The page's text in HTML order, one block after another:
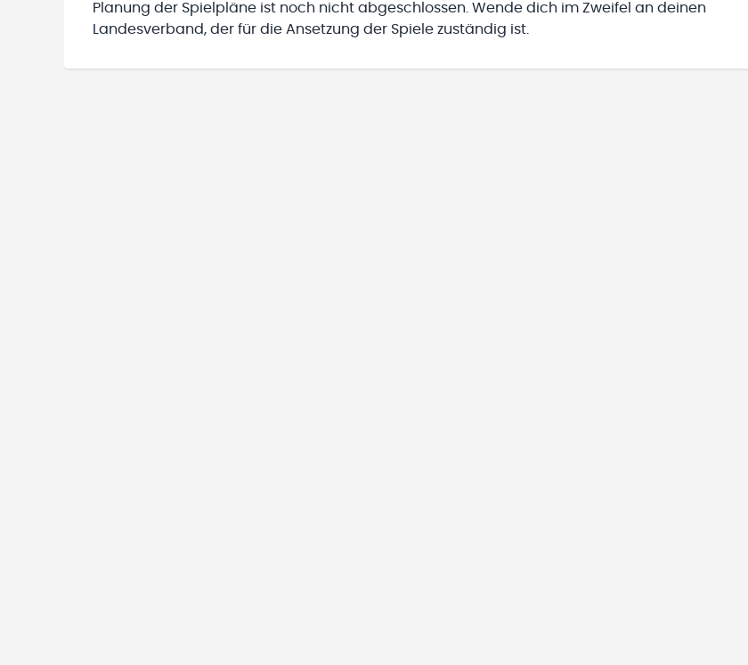
Planung der Spielpläne ist noch nicht abgeschlossen. Wende dich im Zweifel an deinen
Landesverband, der für die Ansetzung der Spiele zuständig ist.